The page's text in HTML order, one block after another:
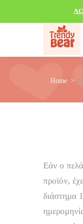
Εάν ο
προϊόν,
διάστημα